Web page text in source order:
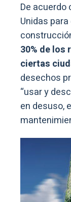
De acuerdo
Unidas
30% de los
ciertas
desechos
“usar y
en desuso,